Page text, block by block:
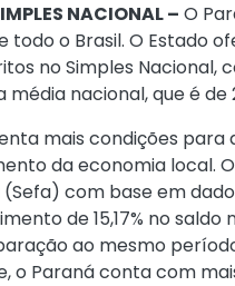
NACIONAL – O
todo o Brasil. O Estado
no Simples Nacional,
nacional, que é de
mais condições
da economia local.
com base em
de 15,17% no
ao mesmo
Paraná conta com